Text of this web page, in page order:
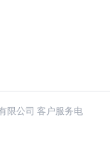
限公司 客户服务电